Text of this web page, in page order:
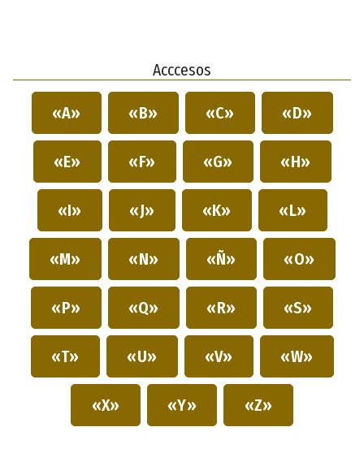
Acccesos
«A» «B» «C» «D»
«E» «F» «G» «H»
«I» «J» «K» «L»
«M» «N» «Ñ» «O»
«P» «Q» «R» «S»
«T» «U» «V» «W»
«X» «Y» «Z»